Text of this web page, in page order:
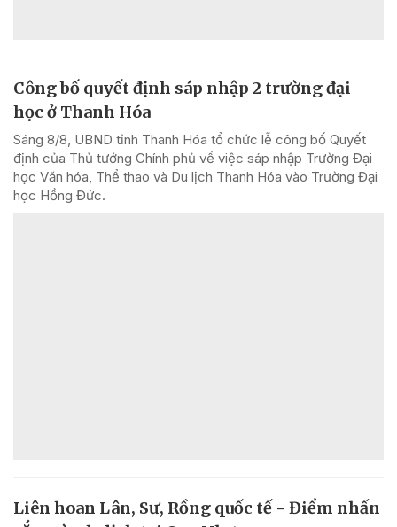
Công bố quyết định sáp nhập 2 trường đại
học ở Thanh Hóa
Sáng 8/8, UBND tỉnh Thanh Hóa tổ chức lễ công bố Quyết
định của Thủ tướng Chính phủ về việc sáp nhập Trường Đại
học Văn hóa, Thể thao và Du lịch Thanh Hóa vào Trường Đại
học Hồng Đức.
Liên hoan Lân, Sư, Rồng quốc tế - Điểm nhấn